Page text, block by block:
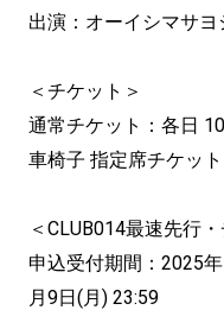
出演：オーイシマサヨ
＜チケット＞
通常チケット：各日
車椅子 指定席チケッ
＜CLUB014最速先行
申込受付期間：2025
月9日(月) 23:59